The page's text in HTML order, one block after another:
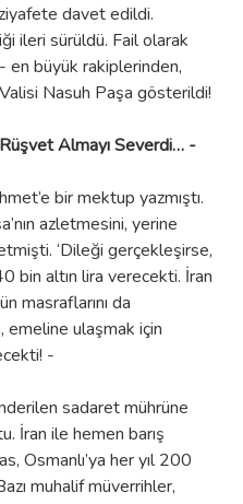
davet edildi.
ileri sürüldü. Fail olarak
en büyük rakiplerinden,
Valisi Nasuh Paşa gösterildi!
Almayı Severdi… -
bir mektup yazmıştı.
azletmesini, yerine
‘Dileği gerçekleşirse,
bin altın lira verecekti. İran
masraflarını da
emeline ulaşmak için
-
sadaret mührüne
İran ile hemen barış
Osmanlı’ya her yıl 200
muhalif müverrihler,